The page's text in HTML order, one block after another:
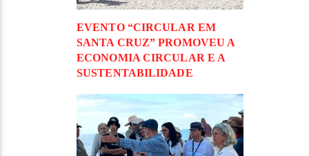
EVENTO “CIRCULAR EM
SANTA CRUZ” PROMOVEU A
ECONOMIA CIRCULAR E A
SUSTENTABILIDADE